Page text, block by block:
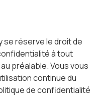
se réserve le droit de
à tout
préalable. Vous vous
continue du
de confidentialité